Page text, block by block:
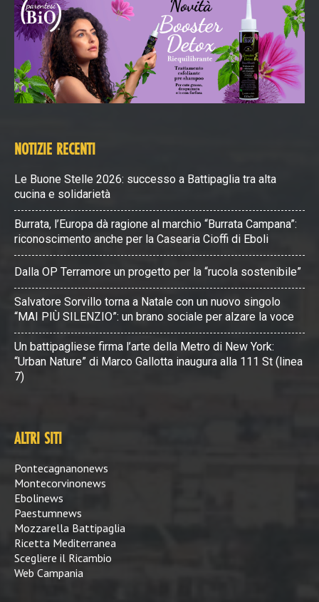
NOTIZIE RECENTI
Le Buone Stelle 2026: successo a Battipaglia tra alta
cucina e solidarietà
Burrata, l’Europa dà ragione al marchio “Burrata Campana”:
riconoscimento anche per la Casearia Cioffi di Eboli
Dalla OP Terramore un progetto per la “rucola sostenibile”
Salvatore Sorvillo torna a Natale con un nuovo singolo
“MAI PIÙ SILENZIO”: un brano sociale per alzare la voce
Un battipagliese firma l’arte della Metro di New York:
“Urban Nature” di Marco Gallotta inaugura alla 111 St (linea
7)
ALTRI SITI
Pontecagnanonews
Montecorvinonews
Ebolinews
Paestumnews
Mozzarella Battipaglia
Ricetta Mediterranea
Scegliere il Ricambio
Web Campania